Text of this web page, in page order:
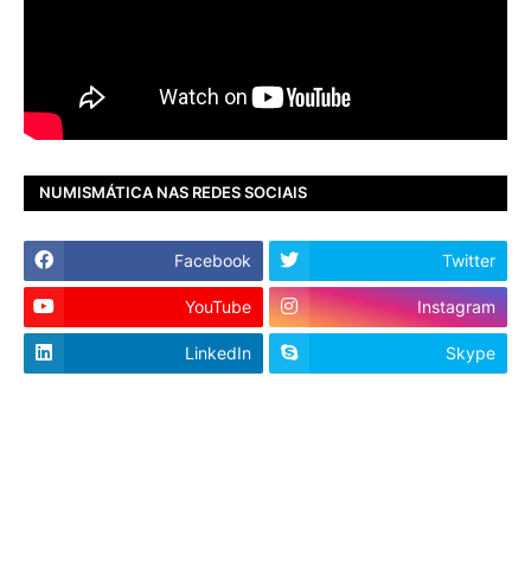
NUMISMÁTICA NAS REDES SOCIAIS
Facebook Twitter
YouTube Instagram
LinkedIn Skype